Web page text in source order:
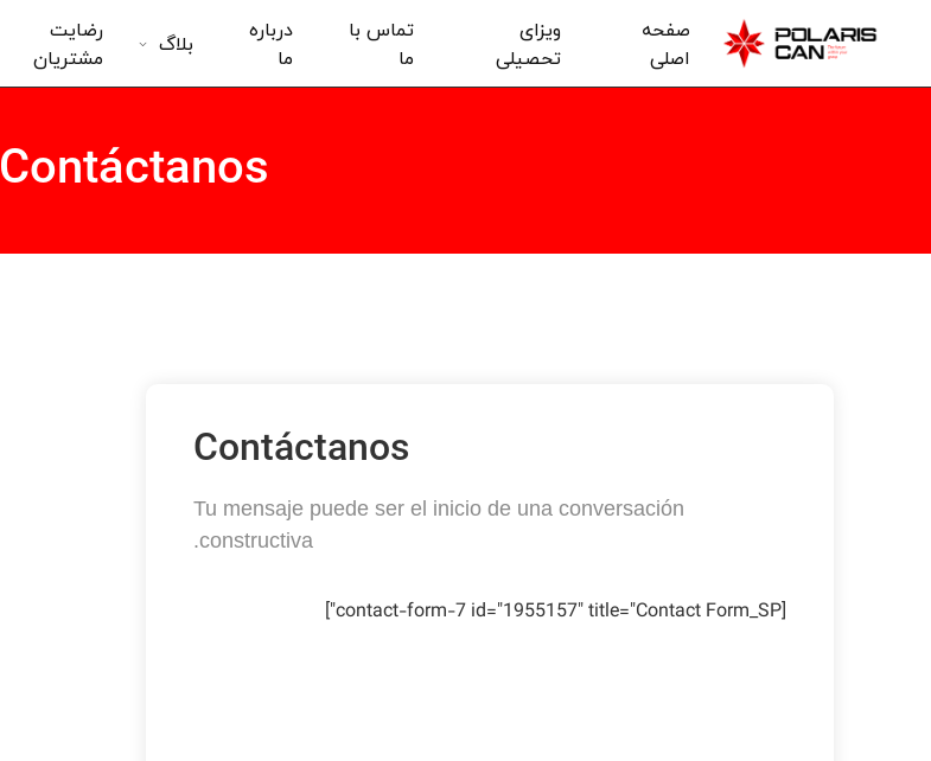
صفحه
اصلی
ویزای
تحصیلی
تماس با
ما
درباره
ما
بلاگ
رضایت
مشتریان
Contáctanos
Contáctanos
Tu mensaje puede ser el inicio de una conversación
constructiva.
[contact-form-7 id="1955157" title="Contact Form_SP"]